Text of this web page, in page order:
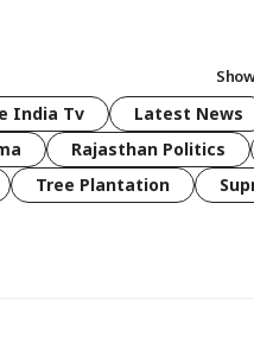
India Tv Latest News
Rajasthan Politics
Tree Plantation